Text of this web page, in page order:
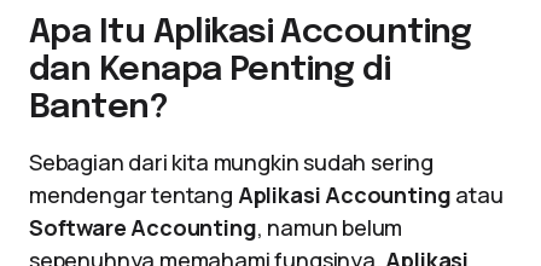
Apa Itu Aplikasi Accounting
dan Kenapa Penting di
Banten?
Sebagian dari kita mungkin sudah sering
mendengar tentang Aplikasi Accounting atau
Software Accounting, namun belum
sepenuhnya memahami fungsinya.Aplikasi